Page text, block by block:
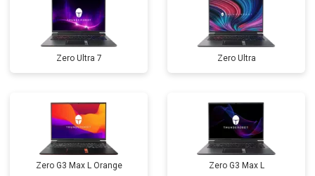
Zero Ultra 7 Zero Ultra
Zero G3 Max L Orange Zero G3 Max L